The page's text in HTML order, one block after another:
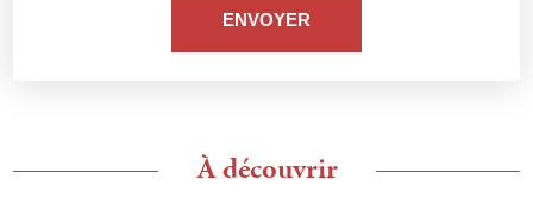
À découvrir